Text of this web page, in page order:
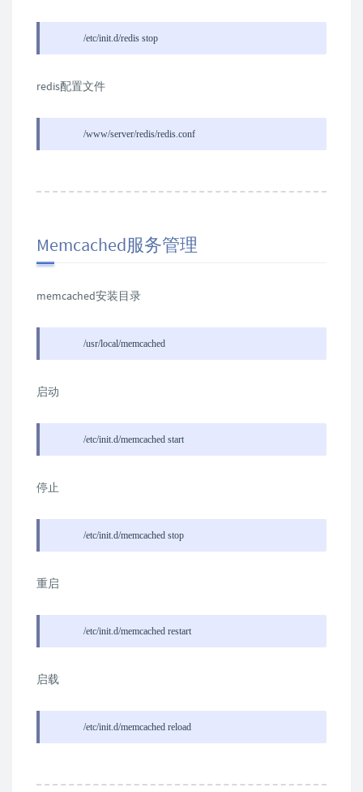
/etc/init.d/redis stop
redis配置文件
/www/server/redis/redis.conf
Memcached服务管理
memcached安装目录
/usr/local/memcached
启动
/etc/init.d/memcached start
停止
/etc/init.d/memcached stop
重启
/etc/init.d/memcached restart
启载
/etc/init.d/memcached reload